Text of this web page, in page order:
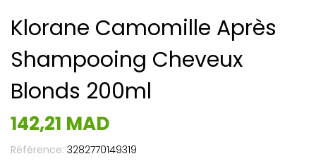
Klorane Camomille Après
Shampooing Cheveux
Blonds 200ml
142,21 MAD
Référence: 3282770149319